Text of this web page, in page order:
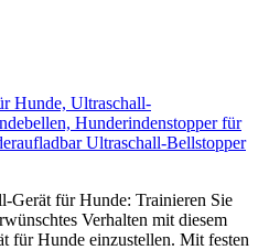
Hunde, Ultraschall-
Hunderindenstopper für
Ultraschall-Bellstopper
Gerät für Hunde: Trainieren Sie
Verhalten mit diesem
für Hunde einzustellen. Mit festen